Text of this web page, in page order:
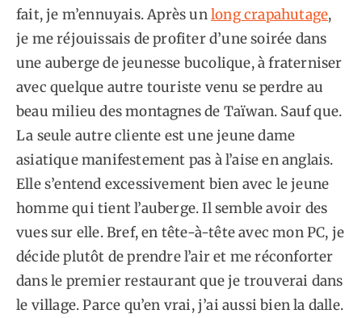
fait, je m’ennuyais. Après unlong crapahutage,
je me réjouissais de profiter d’une soirée dans
une auberge de jeunesse bucolique, à fraterniser
avec quelque autre touriste venu se perdre au
beau milieu des montagnes de Taïwan. Sauf que.
La seule autre cliente est une jeune dame
asiatique manifestement pas à l’aise en anglais.
Elle s’entend excessivement bien avec le jeune
homme qui tient l’auberge. Il semble avoir des
vues sur elle. Bref, en tête-à-tête avec mon PC, je
décide plutôt de prendre l’air et me réconforter
dans le premier restaurant que je trouverai dans
le village. Parce qu’en vrai, j’ai aussi bien la dalle.